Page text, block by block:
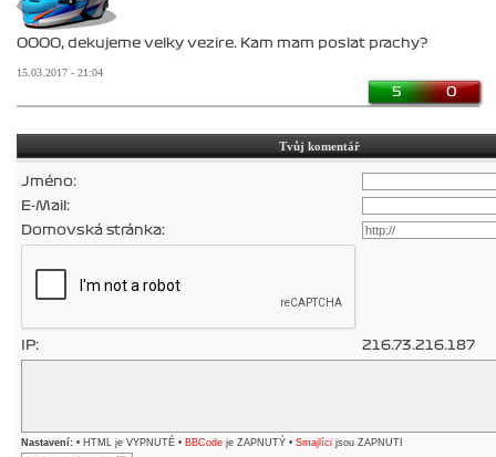
OOOO, dekujeme velky vezire. Kam mam poslat prachy?
15.03.2017 - 21:04
5 0
Tvůj komentář
Jméno:
E-Mail:
Domovská stránka:
IP: 216.73.216.187
Nastavení: • HTML je VYPNUTÉ • BBCode je ZAPNUTÝ • Smajlíci jsou ZAPNUTI